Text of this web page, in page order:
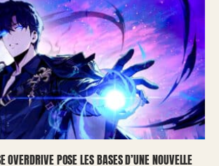
OVERDRIVE POSE LES BASES D’UNE NOUVELLE